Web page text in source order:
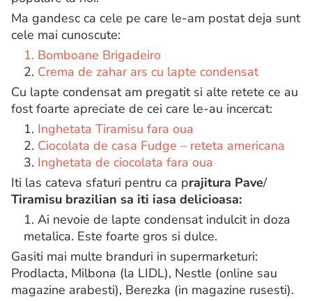
Ma gandesc ca cele pe care le-am postat deja sunt
cele mai cunoscute:
1. Bomboane Brigadeiro
2. Crema de zahar ars cu lapte condensat
Cu lapte condensat am pregatit si alte retete ce au
fost foarte apreciate de cei care le-au incercat:
1. Inghetata Tiramisu fara oua
2. Ciocolata de casa Fudge – reteta americana
3. Inghetata de ciocolata fara oua
Iti las cateva sfaturi pentru ca prajitura Pave/
Tiramisu brazilian sa iti iasa delicioasa:
1. Ai nevoie de lapte condensat indulcit in doza
metalica. Este foarte gros si dulce.
Gasiti mai multe branduri in supermarketuri:
Prodlacta, Milbona (la LIDL), Nestle (online sau
magazine arabesti), Berezka (in magazine rusesti).